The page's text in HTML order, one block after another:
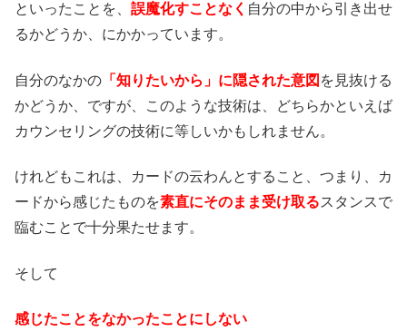
といったことを、 誤魔化すことなく 自分の中から引き出せ
るかどうか、にかかっています。
自分のなかの 「知りたいから」に隠された意図 を見抜ける
かどうか、ですが、このような技術は、どちらかといえば
カウンセリングの技術に等しいかもしれません。
けれどもこれは、カードの云わんとすること、つまり、カ
ードから感じたものを素直にそのまま受け取るスタンスで
臨むことで十分果たせます。
そして
感じたことをなかったことにしない